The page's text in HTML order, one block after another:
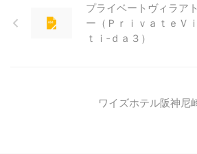
プライベートヴィラア
ー（ＰｒｉｖａｔｅＶ
ｔｉ‐ｄａ３）
ワイズホテル阪神尼